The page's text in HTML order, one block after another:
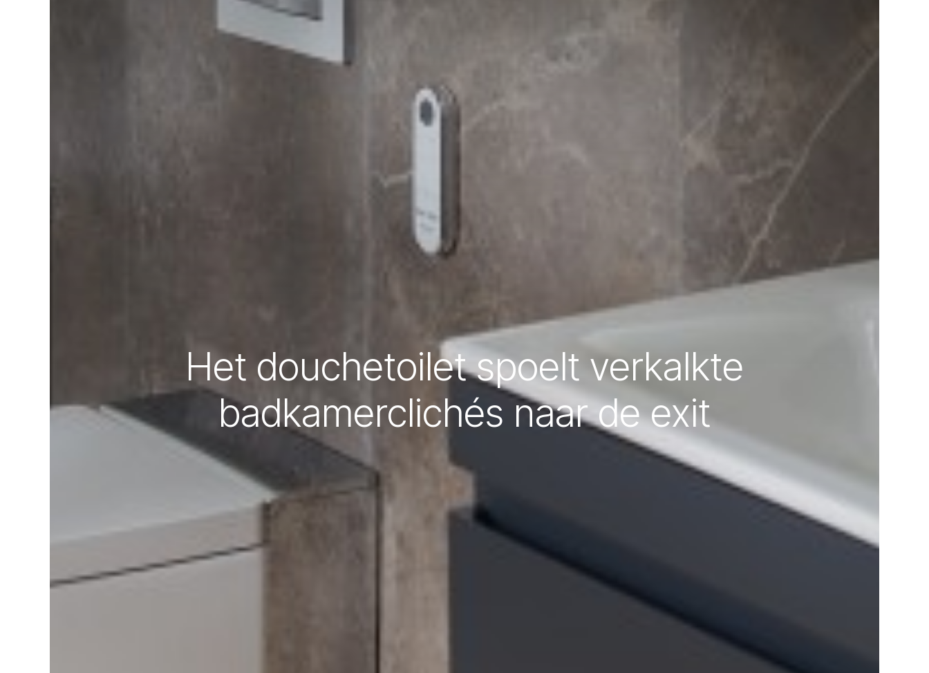
Het douchetoilet spoelt verkalkte
badkamerclichés naar de exit